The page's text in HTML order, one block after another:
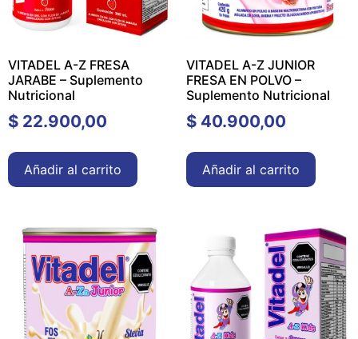
VITADEL A-Z FRESA
JARABE – Suplemento
Nutricional
$ 22.900,00
Añadir al carrito
VITADEL A-Z JUNIOR
FRESA EN POLVO –
Suplemento Nutricional
$40.900,00
Añadir al carrito